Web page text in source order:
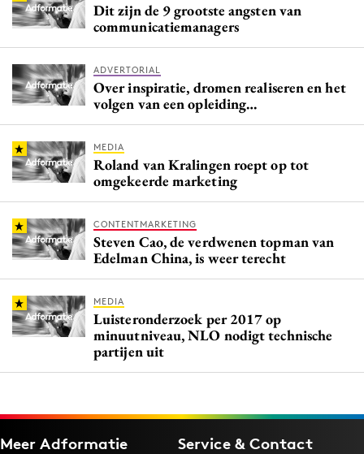
Dit zijn de 9 grootste angsten van
communicatiemanagers
ADVERTORIAL
Over inspiratie, dromen realiseren en het
volgen van een opleiding…
MEDIA
Roland van Kralingen roept op tot
omgekeerde marketing
CONTENTMARKETING
Steven Cao, de verdwenen topman van
Edelman China, is weer terecht
MEDIA
Luisteronderzoek per 2017 op
minuutniveau, NLO nodigt technische
partijen uit
Meer Adformatie Service & Contact